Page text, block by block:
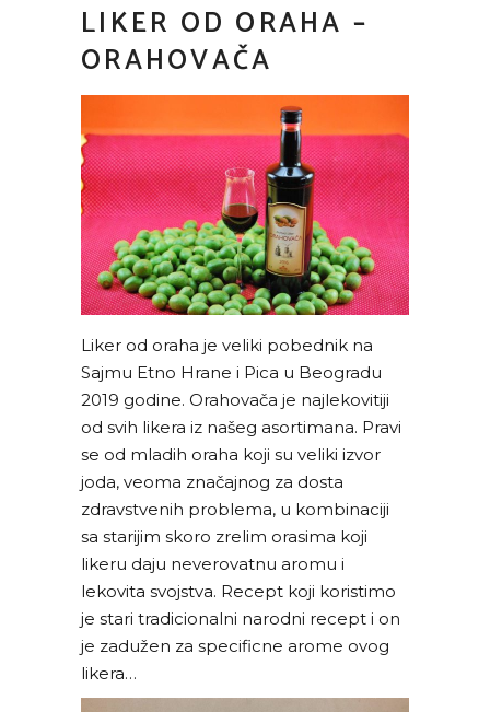
LIKER OD ORAHA –
ORAHOVAČA
Liker od oraha je veliki pobednik na
Sajmu Etno Hrane i Pica u Beogradu
2019 godine. Orahovača je najlekovitiji
od svih likera iz našeg asortimana. Pravi
se od mladih oraha koji su veliki izvor
joda, veoma značajnog za dosta
zdravstvenih problema, u kombinaciji
sa starijim skoro zrelim orasima koji
likeru daju neverovatnu aromu i
lekovita svojstva. Recept koji koristimo
je stari tradicionalni narodni recept i on
je zadužen za specificne arome ovog
likera…